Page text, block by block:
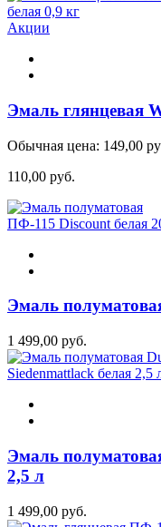
Акции
Эмаль глянцевая
Обычная цена: 149,00
110,00 руб.
Эмаль
1 499,00 руб.
Эмаль
2,5 л
1 499,00 руб.